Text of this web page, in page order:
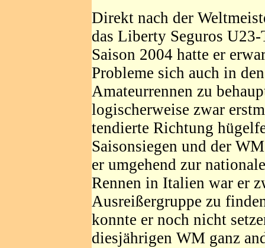
Direkt nach der
das Liberty Seguros
Saison 2004 hatte er
Probleme sich auch in
Amateurrennen zu
logischerweise zwar
tendierte Richtung
Saisonsiegen und der
er umgehend zur
Rennen in Italien war er
Ausreißergruppe zu
konnte er noch nicht
diesjährigen WM ganz